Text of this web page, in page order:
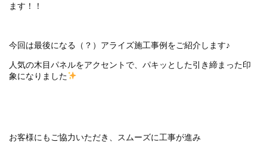
ます！！
今回は最後になる（？）アライズ施工事例をご紹介します♪
人気の木目パネルをアクセントで、パキッとした引き締まった印
象になりました
お客様にもご協力いただき、スムーズに工事が進み